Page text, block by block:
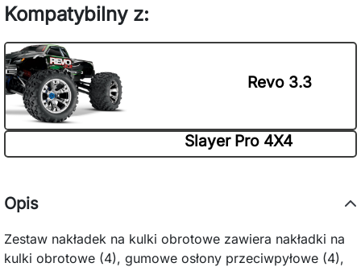
Kompatybilny z:
Revo 3.3
Slayer Pro 4X4
Opis
Zestaw nakładek na kulki obrotowe zawiera nakładki na
kulki obrotowe (4), gumowe osłony przeciwpyłowe (4),